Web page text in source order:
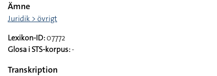
Ämne
Juridik > övrigt
Lexikon-ID:07772
Glosa i STS-korpus:-
Transkription